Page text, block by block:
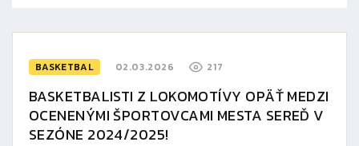
BASKETBAL 02.03.2026 217
BASKETBALISTI Z LOKOMOTÍVY OPÄŤ MEDZI
OCENENÝMI ŠPORTOVCAMI MESTA SEREĎ V
SEZÓNE 2024/2025!